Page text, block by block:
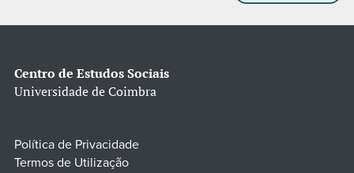
Centro de Estudos Sociais
Universidade de Coimbra
Política de Privacidade
Termos de Utilização